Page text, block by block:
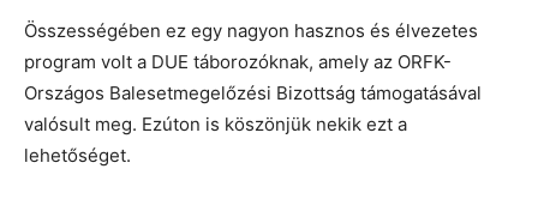
Összességében ez egy nagyon hasznos és élvezetes
program volt a DUE táborozóknak, amely az ORFK-
Országos Balesetmegelőzési Bizottság támogatásával
valósult meg. Ezúton is köszönjük nekik ezt a
lehetőséget.